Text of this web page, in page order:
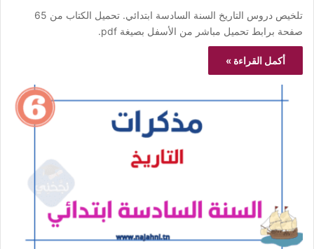
تلخيص دروس التاريخ السنة السادسة ابتدائي. تحميل الكتاب من 65
صفحة برابط تحميل مباشر من الأسفل بصيغة pdf.
أكمل القراءة »